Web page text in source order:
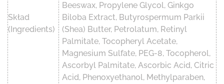
Skład
(Ingredients)
Beeswax, Propylene Glycol, Ginkgo
Biloba Extract, Butyrospermum Parkii
(Shea) Butter, Petrolatum, Retinyl
Palmitate, Tocopheryl Acetate,
Magnesium Sulfate, PEG-8, Tocopherol,
Ascorbyl Palmitate, Ascorbic Acid, Citric
Acid, Phenoxyethanol, Methylparaben,